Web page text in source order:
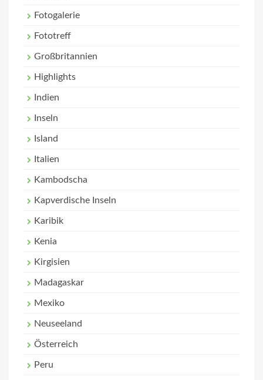
Fotogalerie
Fototreff
Großbritannien
Highlights
Indien
Inseln
Island
Italien
Kambodscha
Kapverdische Inseln
Karibik
Kenia
Kirgisien
Madagaskar
Mexiko
Neuseeland
Österreich
Peru